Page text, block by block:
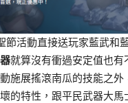
節活動直接送玩家藍武和
就算沒有衝過安定值也有
施展搖滾南瓜的技能之外
的特性，跟平民武器大馬